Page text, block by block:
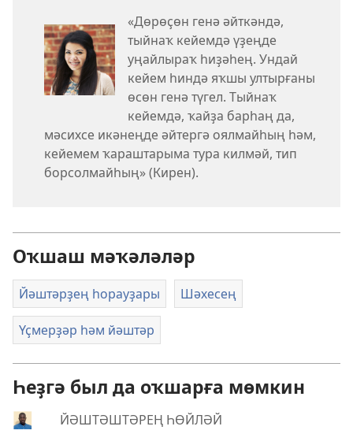
«Дөрөҫөн генә әйткәндә,
тыйнаҡ кейемдә үҙеңде
уңайлыраҡ һиҙәһең. Ундай
кейем һиндә яҡшы ултырғаны
өсөн генә түгел. Тыйнаҡ
кейемдә, ҡайҙа барһаң да,
мәсихсе икәнеңде әйтергә оялмайһың һәм,
кейемем ҡараштарыма тура килмәй, тип
борсолмайһың» (Кирен).
Оҡшаш мәҡәләләр
Йәштәрҙең һорауҙары Шәхесең
Үҫмерҙәр һәм йәштәр
Һеҙгә был да оҡшарға мөмкин
ЙӘШТӘШТӘРЕҢ ҺӨЙЛӘЙ